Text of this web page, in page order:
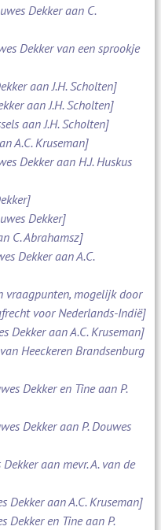
Dekker aan C.
Dekker van een sprookje
aan J.H. Scholten]
aan J.H. Scholten]
aan J.H. Scholten]
A.C. Kruseman]
Dekker aan H.J. Huskus
Dekker]
C. Abrahamsz]
Dekker aan A.C.
mogelijk door
voor Nederlands-Indië]
Dekker aan A.C. Kruseman]
Heeckeren Brandsenburg
Dekker en Tine aan P.
Dekker aan P. Douwes
aan mevr. A. van de
Dekker aan A.C. Kruseman]
Dekker en Tine aan P.